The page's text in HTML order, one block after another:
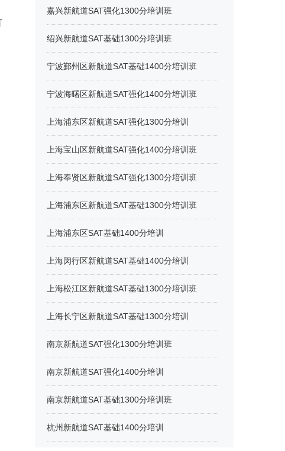
嘉兴新航道SAT强化1300分培训班
绍兴新航道SAT基础1300分培训班
宁波鄞州区新航道SAT基础1400分培训班
宁波海曙区新航道SAT强化1400分培训班
上海浦东区新航道SAT强化1300分培训
上海宝山区新航道SAT强化1400分培训班
上海奉贤区新航道SAT强化1300分培训班
上海浦东区新航道SAT基础1300分培训班
上海浦东区SAT基础1400分培训
上海闵行区新航道SAT基础1400分培训
上海松江区新航道SAT基础1300分培训班
上海长宁区新航道SAT基础1300分培训
南京新航道SAT强化1300分培训班
南京新航道SAT强化1400分培训
南京新航道SAT基础1300分培训班
杭州新航道SAT基础1400分培训